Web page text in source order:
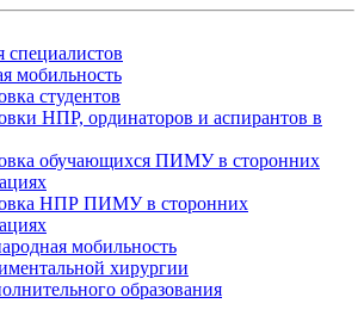
специалистов
мобильность
студентов
НПР, ординаторов и аспирантов в
обучающихся ПИМУ в сторонних
НПР ПИМУ в сторонних
мобильность
хирургии
образования